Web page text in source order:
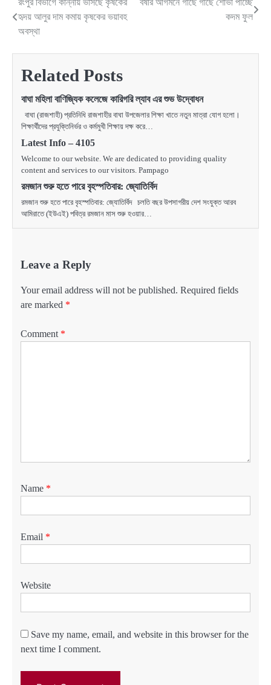
Post
navigation
রংপুর বিভাগে কান্নায় ভাসছে কৃষকের
হৃদয় আলুর দাম কমায় কৃষকের ভয়াবহ
অবস্থা
বর্ষার আগমনে গাছে গাছে শোভা পাচ্ছে
কদম ফুল
Related Posts
বাঘা মহিলা বাণিজ্যিক কলেজে কারিগরি ল্যাব এর শুভ উদ্বোধন
বাঘা (রাজশাহী) প্রতিনিধি রাজশাহীর বাঘা উপজেলার শিক্ষা খাতে নতুন মাত্রা যোগ হলো।
শিক্ষার্থীদের প্রযুক্তিনির্ভর ও কর্মমুখী শিক্ষায় দক্ষ করে…
Latest Info – 4105
Welcome to our website. We are dedicated to providing quality
content and services to our visitors. Pampago
রমজান শুরু হতে পারে বৃহস্পতিবার: জ্যোতির্বিদ
রমজান শুরু হতে পারে বৃহস্পতিবার: জ্যোতির্বিদ চলতি বছর উপসাগরীয় দেশ সংযুক্ত আরব
আমিরাতে (ইউএই) পবিত্র রমজান মাস শুরু হওয়ার…
Leave a Reply
Your email address will not be published. Required fields
are marked *
Comment *
Name *
Email *
Website
Save my name, email, and website in this browser for the
next time I comment.